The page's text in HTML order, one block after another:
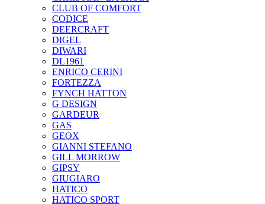
CLUB OF COMFORT
CODICE
DEERCRAFT
DIGEL
DIWARI
DL1961
ENRICO CERINI
FORTEZZA
FYNCH HATTON
G DESIGN
GARDEUR
GAS
GEOX
GIANNI STEFANO
GILL MORROW
GIPSY
GIUGIARO
HATICO
HATICO SPORT